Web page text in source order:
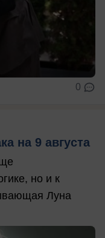
0
на 9 августа
но и к
Луна